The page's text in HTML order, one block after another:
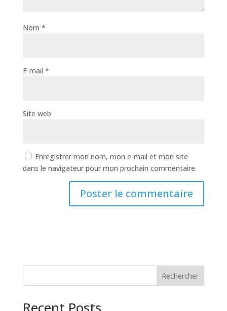
Nom *
E-mail *
Site web
Enregistrer mon nom, mon e-mail et mon site
dans le navigateur pour mon prochain commentaire.
Rechercher